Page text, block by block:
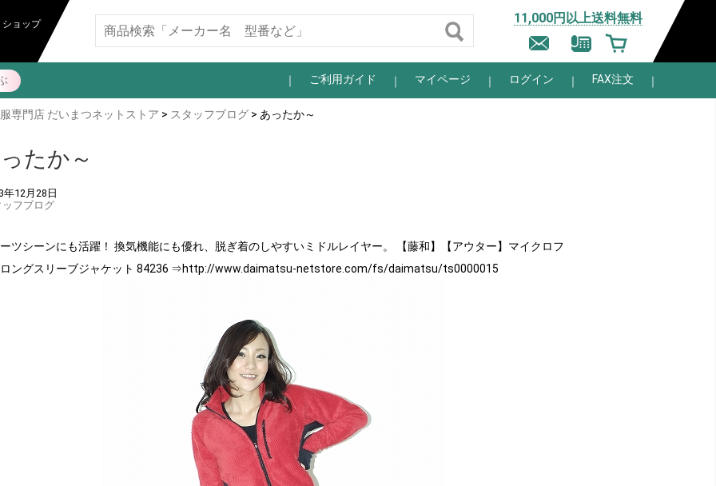
ショップ 11,000円以上送料無料
ご利用ガイド マイページ ログイン FAX注文
専門店 だいまつネットストア > スタッフブログ> あったか～
たか～
年12月28日
フブログ
ツシーンにも活躍！ 換気機能にも優れ、脱ぎ着のしやすいミドルレイヤー。 【藤和】【アウター】マイクロフ
ングスリーブジャケット 84236 ⇒http://www.daimatsu-netstore.com/fs/daimatsu/ts0000015